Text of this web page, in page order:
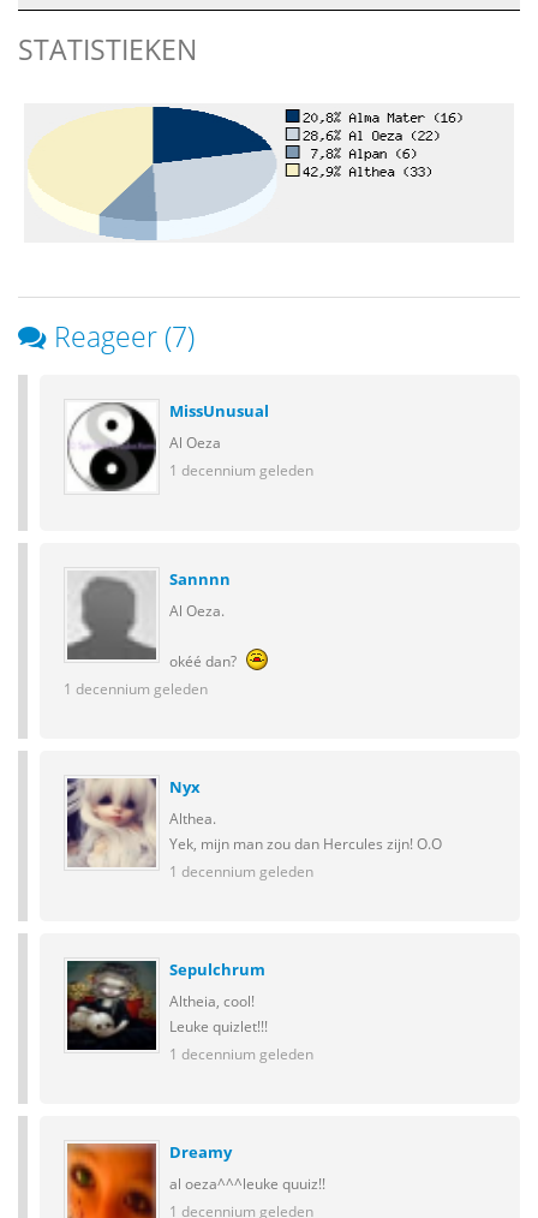
STATISTIEKEN
Reageer (7)
MissUnusual
Al Oeza
1 decennium geleden
Sannnn
Al Oeza.
okéé dan?
1 decennium geleden
Nyx
Althea.
Yek, mijn man zou dan Hercules zijn! O.O
1 decennium geleden
Sepulchrum
Altheia, cool!
Leuke quizlet!!!
1 decennium geleden
Dreamy
al oeza^^^leuke quuiz!!
1 decennium geleden